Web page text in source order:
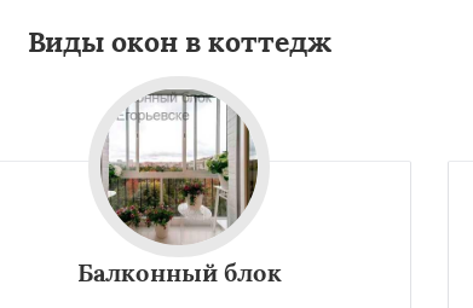
Виды окон в коттедж
Балконный блок